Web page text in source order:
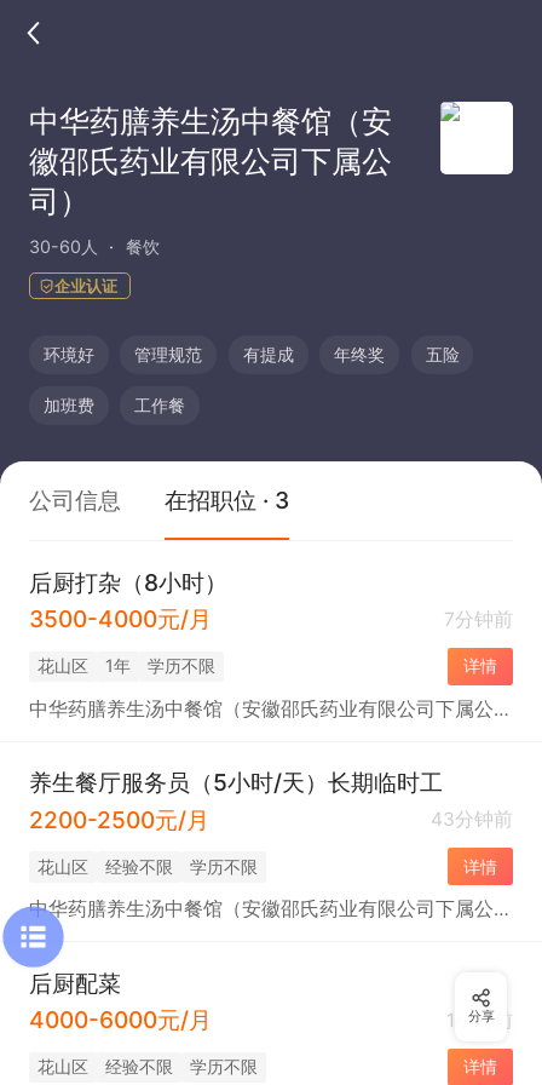
中华药膳养生汤中餐馆（安
徽邵氏药业有限公司下属公
司）
30-60人 餐饮
企业认证
环境好 管理规范 有提成 年终奖 五险
加班费 工作餐
公司信息 在招职位 · 3
后厨打杂（8小时）
3500-4000元/月
7分钟前
花山区 1年 学历不限 详情
中华药膳养生汤中餐馆（安徽邵氏药业有限公司下属公司）
养生餐厅服务员（5小时/天）长期临时工
2200-2500元/月
43分钟前
花山区 经验不限 学历不限 详情
中华药膳养生汤中餐馆（安徽邵氏药业有限公司下属公司）
后厨配菜
4000-6000元/月
1小时前
花山区 经验不限 学历不限 详情
分享